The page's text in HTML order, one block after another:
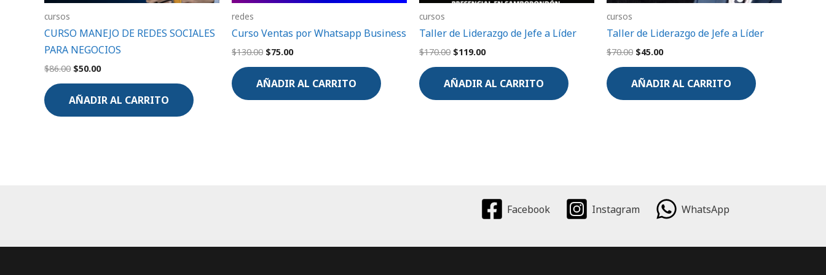
cursos
CURSO MANEJO DE REDES SOCIALES
PARA NEGOCIOS
$86.00 $50.00
AÑADIR AL CARRITO
redes
Curso Ventas por Whatsapp Business
$130.00 $75.00
AÑADIR AL CARRITO
cursos
Taller de Liderazgo de Jefe a Líder
$170.00 $119.00
AÑADIR AL CARRITO
cursos
Taller de Liderazgo de Jefe a Líder
$70.00 $45.00
AÑADIR AL CARRITO
Facebook Instagram WhatsApp